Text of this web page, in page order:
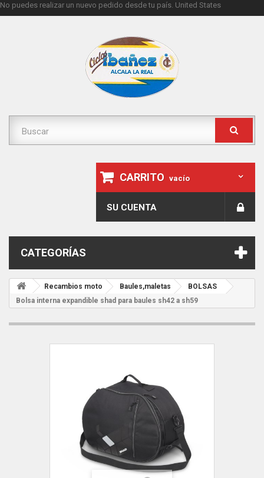
No puedes realizar un nuevo pedido desde tu país. United States
CARRITO vacío
SU CUENTA
CATEGORÍAS
Recambios moto Baules,maletas
BOLSAS
Bolsa interna expandible shad para baules sh42 a sh59